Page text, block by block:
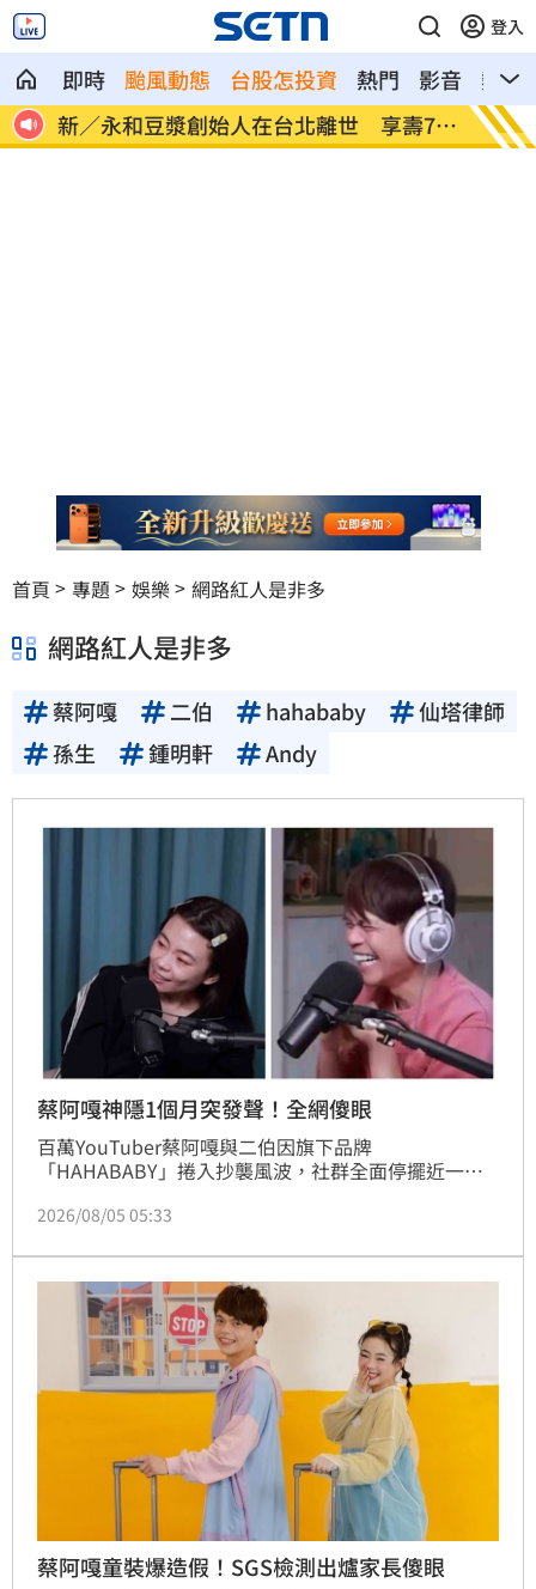
登入
即時 颱風動態 台股怎投資 熱門 影音
熱搜
70
新／新竹宣布！五峰尖石8校明停課但上班
大
首頁 專題 娛樂 網路紅人是非多
網路紅人是非多
蔡阿嘎 二伯 hahababy
仙塔律師
孫生
鍾明軒 Andy
蔡阿嘎神隱1個月突發聲！全網傻眼
百萬YouTuber蔡阿嘎與二伯因旗下品牌
「HAHABABY」捲入抄襲風波，社群全面停擺近一個
543」，不僅與昔日戰友藏鏡人暢聊，更親自向聽眾問
粉絲感動淚崩直呼精神糧食回歸，但也有網友質疑是為
復出試水溫，評價兩極。這場突如其來的回歸，是否代
表夫妻倆已準備好重返螢光幕，後續動向備受各界關
2026/08/05 05:33
蔡阿嘎童裝爆造假！SGS檢測出爐家長傻眼